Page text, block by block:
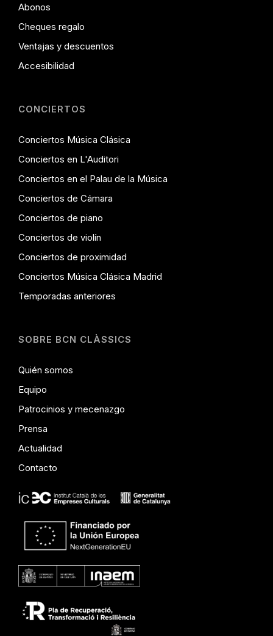
Abonos
Cheques regalo
Ventajas y descuentos
Accesibilidad
CONCIERTOS
Conciertos Música Clásica
Conciertos en L'Auditori
Conciertos en el Palau de la Música
Conciertos de Cámara
Conciertos de piano
Conciertos de violín
Conciertos de proximidad
Conciertos Música Clásica Madrid
Temporadas anteriores
SOBRE BCN CLÀSSICS
Quién somos
Equipo
Patrocinios y mecenazgo
Prensa
Actualidad
Contacto